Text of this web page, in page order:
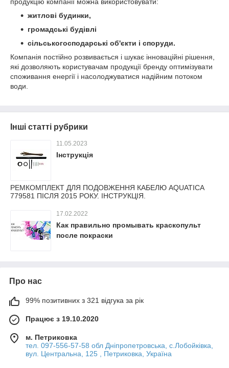
житлові будинки,
громадські будівлі
сільськогосподарські об'єкти і споруди.
Компанія постійно розвивається і шукає інноваційні рішення,
які дозволяють користувачам продукції бренду оптимізувати
споживання енергії і насолоджуватися надійним потоком
води.
Інші статті рубрики
11.05.2023
Інструкція
РЕМКОМПЛЕКТ ДЛЯ ПОДОВЖЕННЯ КАБЕЛЮ AQUATICA
779581 ПІСЛЯ 2015 РОКУ. ІНСТРУКЦІЯ.
17.02.2022
Как правильно промывать краскопульт
после покраски
Про нас
99% позитивних з 321 відгука за рік
Працює з 19.10.2020
м. Петриковка
тел. 097-556-57-58 обл Дніпропетровська, с.Лобойківка,
вул. Центральна, 125 , Петриковка, Україна